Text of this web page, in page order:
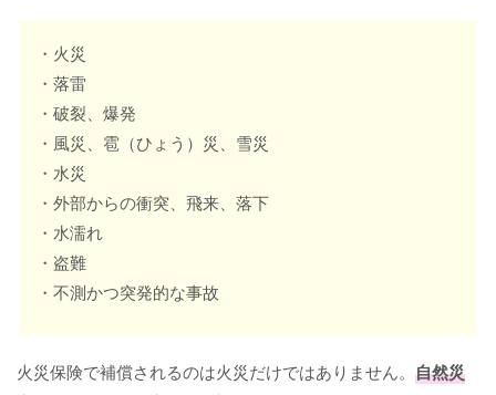
・火災
・落雷
・破裂、爆発
・風災、雹（ひょう）災、雪災
・水災
・外部からの衝突、飛来、落下
・水濡れ
・盗難
・不測かつ突発的な事故
火災保険で補償されるのは火災だけではありません。 自然災